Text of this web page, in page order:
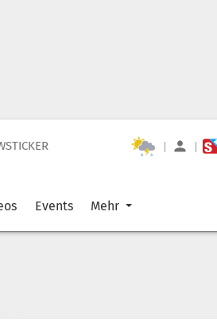
| |
Events Mehr